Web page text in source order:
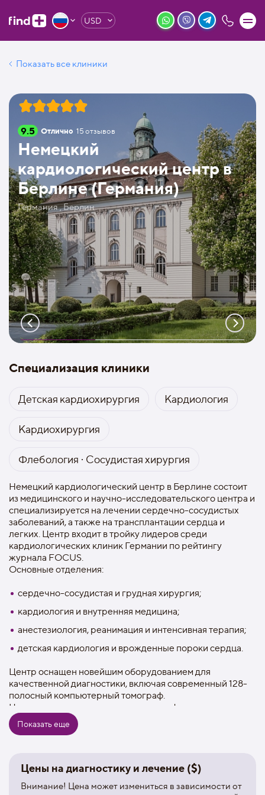
USD
Показать все клиники
9.5 Отлично 15отзывов
Немецкий
кардиологический центр в
Берлине (Германия)
Германия , Берлин
Специализация клиники
Детская кардиохирургия Кардиология
Кардиохирургия
Флебология · Сосудистая хирургия
Немецкий кардиологический центр в Берлине состоит
из медицинского и научно-исследовательского центра и
специализируется на лечении сердечно-сосудистых
заболеваний, а также на трансплантации сердца и
легких. Центр входит в тройку лидеров среди
кардиологических клиник Германии по рейтингу
журнала FOCUS.
Основные отделения:
сердечно-сосудистая и грудная хирургия;
кардиология и внутренняя медицина;
анестезиология, реанимация и интенсивная терапия;
детская кардиология и врожденные пороки сердца.
Центр оснащен новейшим оборудованием для
качественной диагностики, включая современный 128-
полосный компьютерный томограф.
Центр является мировым лидером в сфере
искусственной поддержки кровообращения Mechanical
Circulatory Support (MCS), а его исследовательская
На базе центра проводятся международные
кардиологические и кардиохирургические симпозиумы,
конгрессы и конференции, ежегодно проходят
Показать еще
Цены на диагностику и лечение ($)
Внимание! Цена может измениться в зависимости от